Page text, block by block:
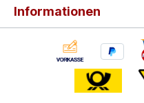
Informationen